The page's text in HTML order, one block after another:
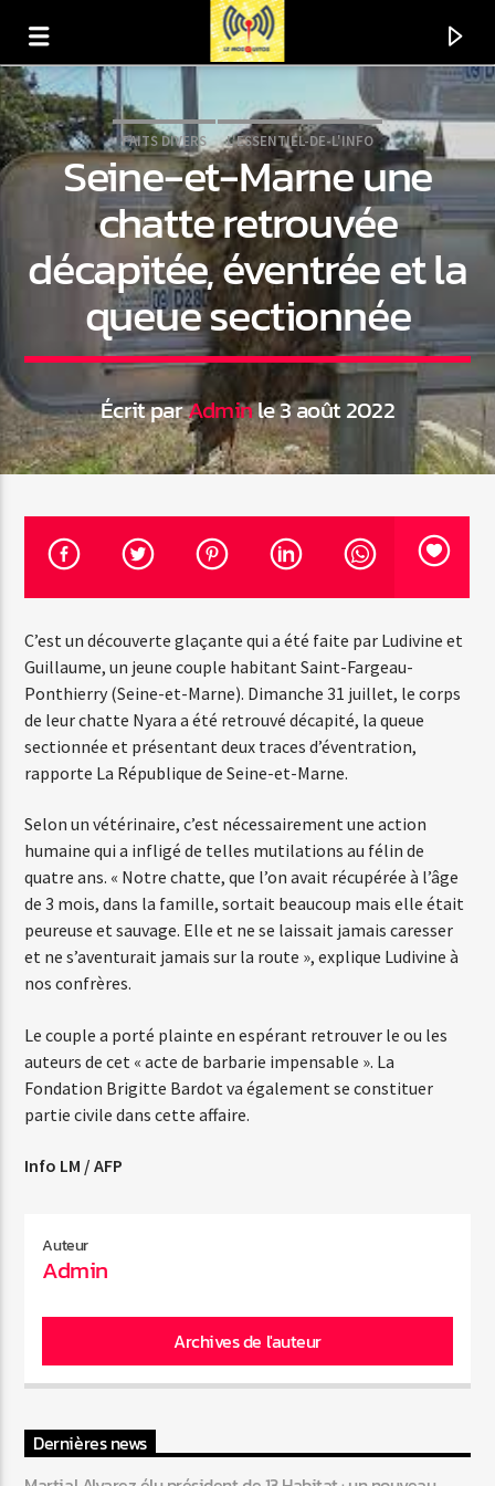
En ce moment
Titre
Artiste
07:00 12:00
Web-Radio-Le-Mosquitos
Web-Radio-Sicily
Web-Radio-Années 70
Web-Radio-Années 80
Web-Radio-Latino
FAITS DIVERS L'ESSENTIEL-DE-L'INFO
Seine-et-Marne une
chatte retrouvée
décapitée, éventrée et la
queue sectionnée
Écrit parAdminle 3 août 2022
C’est un découverte glaçante qui a été faite par Ludivine et
Guillaume, un jeune couple habitant Saint-Fargeau-
Ponthierry (Seine-et-Marne). Dimanche 31 juillet, le corps
de leur chatte Nyara a été retrouvé décapité, la queue
sectionnée et présentant deux traces d’éventration,
rapporte La République de Seine-et-Marne.
Selon un vétérinaire, c’est nécessairement une action
humaine qui a infligé de telles mutilations au félin de
quatre ans. « Notre chatte, que l’on avait récupérée à l’âge
de 3 mois, dans la famille, sortait beaucoup mais elle était
peureuse et sauvage. Elle et ne se laissait jamais caresser
et ne s’aventurait jamais sur la route », explique Ludivine à
nos confrères.
Le couple a porté plainte en espérant retrouver le ou les
auteurs de cet « acte de barbarie impensable ». La
Fondation Brigitte Bardot va également se constituer
partie civile dans cette affaire.
Info LM / AFP
Auteur
Admin
Archives de l'auteur
Dernières news